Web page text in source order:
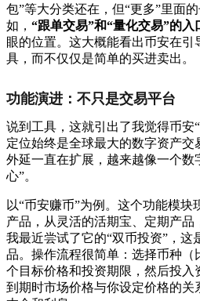
包”等大分类还在，但“更多”里面
如， “跟单交易”和“量化交易”的入
眼的位置。这大概能看出币安在
具，而不仅仅是简单的买进卖出。
功能演进：不只是交易平台
说到工具，这就引出了我觉得币安
定位始终是全球最大的数字资产
外延一直在扩展，越来越像一个数
心”。
以“币安赚币”为例。这个功能模块
产品，从灵活的活期宝、定期产品
我最近尝试了它的“双币投资”，这
品。操作流程很简单：选择币种（
个目标价格和投资期限，然后投
到期时市场价格与你设定价格的